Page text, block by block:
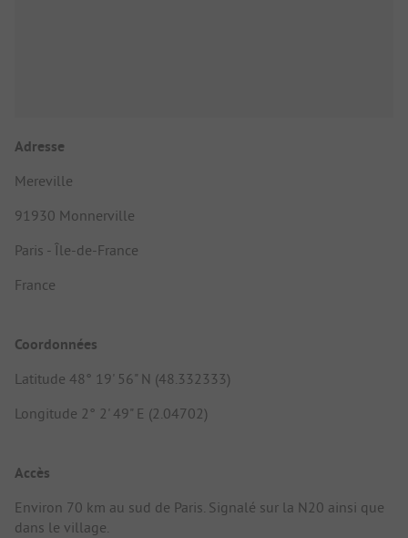
Adresse
Mereville
91930 Monnerville
Paris - Île-de-France
France
Coordonnées
Latitude 48° 19' 56" N (48.332333)
Longitude 2° 2' 49" E (2.04702)
Accès
Environ 70 km au sud de Paris. Signalé sur la N20 ainsi que
dans le village.